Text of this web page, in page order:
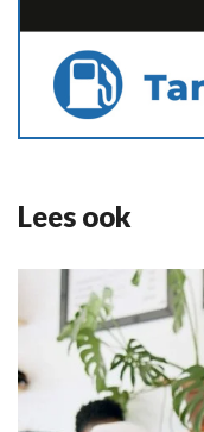
Lees ook